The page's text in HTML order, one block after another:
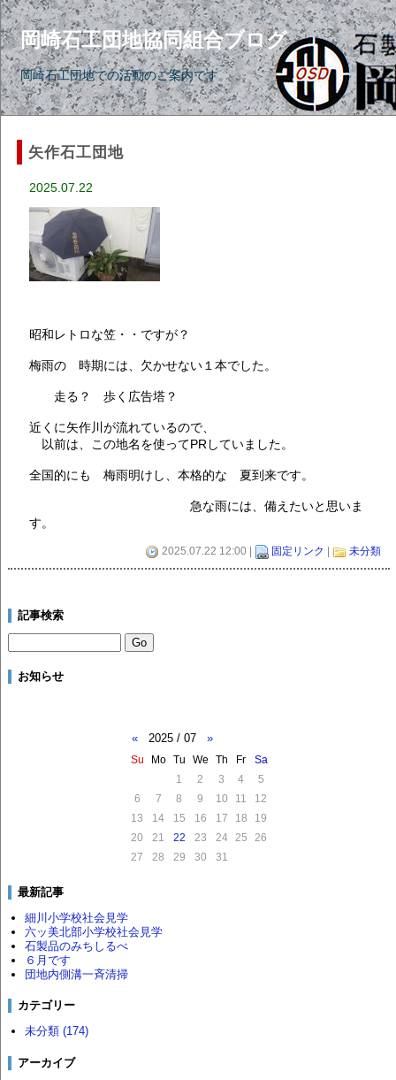
岡崎石工団地協同組合ブログ
岡崎石工団地での活動のご案内です。
矢作石工団地
2025.07.22
昭和レトロな笠・・ですが？
梅雨の 時期には、欠かせない１本でした。
走る？ 歩く広告塔？
近くに矢作川が流れているので、
以前は、この地名を使ってPRしていました。
全国的にも 梅雨明けし、本格的な 夏到来です。
急な雨には、備えたいと思いま
す。
2025.07.22 12:00 | 固定リンク 未分類
記事検索
お知らせ
« 2025 / 07 »
Su Mo Tu We Th Fr
Sa
1
2 3 4
5
6
7 8 9 10 11
12
13
14 15 16 17 18
19
20
21 22 23 24 25
26
27
28 29 30 31
最新記事
細川小学校社会見学
六ッ美北部小学校社会見学
石製品のみちしるべ
６月です
団地内側溝一斉清掃
カテゴリー
未分類 (174)
アーカイブ